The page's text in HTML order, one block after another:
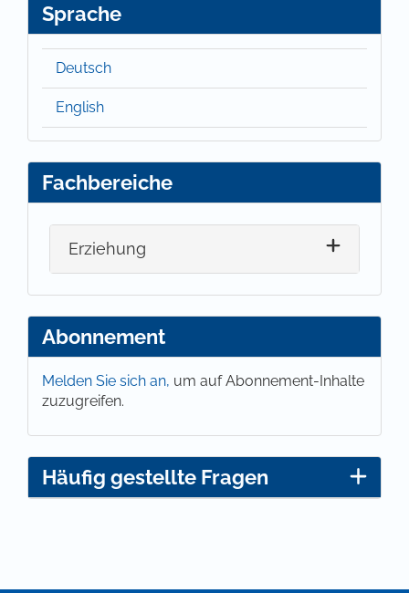
Sprache
Deutsch
English
Fachbereiche
Erziehung
Abonnement
Melden Sie sich an, um auf Abonnement-Inhalte
zuzugreifen.
Häufig gestellte Fragen